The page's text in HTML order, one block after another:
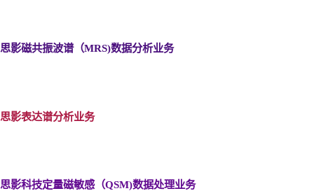
思影磁共振波谱（MRS)数据分析业务
思影表达谱分析业务
思影科技定量磁敏感（QSM)数据处理业务